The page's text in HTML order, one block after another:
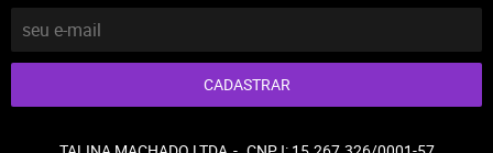
CADASTRAR